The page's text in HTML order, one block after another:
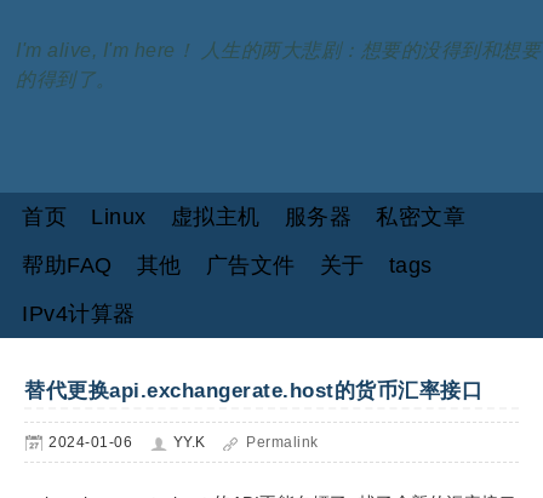
I'm alive, I'm here！ 人生的两大悲剧：想要的没得到和想要
的得到了。
首页 Linux 虚拟主机 服务器
私密文章
帮助FAQ
其他 广告文件 关于
tags
IPv4计算器
替代更换api.exchangerate.host的货币汇率接口
2024-01-06 YY.K Permalink